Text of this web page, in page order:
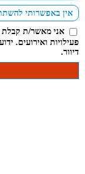
אני מאשר/ת קבלת
פעילויות ואירועים.
דיוור.